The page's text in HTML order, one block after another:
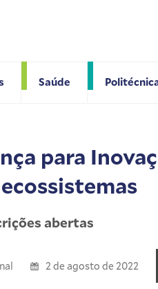
Saúde
para
abertas
2 de agosto de 2022